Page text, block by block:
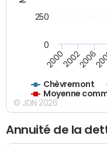
Chèvremont
Moyenne
200020022006
0
250
© JDN 2026
Annuité de la